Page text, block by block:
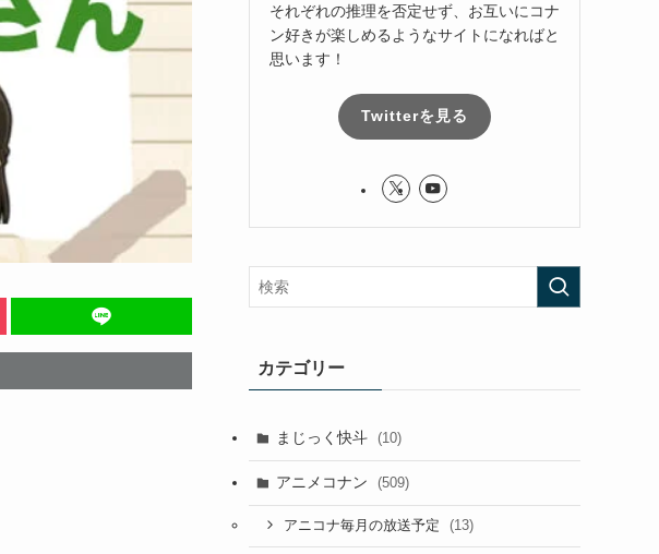
それぞれの推理を否定せず、お互いにコナ
ン好きが楽しめるようなサイトになればと
思います！
Twitterを見る
カテゴリー
まじっく快斗 (10)
アニメコナン (509)
アニコナ毎月の放送予定 (13)